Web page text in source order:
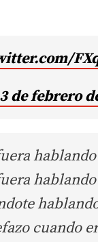
de febrero
cuando